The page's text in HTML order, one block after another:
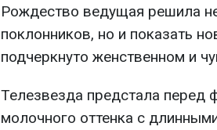
Рождество ведущая решила
поклонников, но и показать
подчеркнуто женственном и
Телезвезда предстала перед
молочного оттенка с